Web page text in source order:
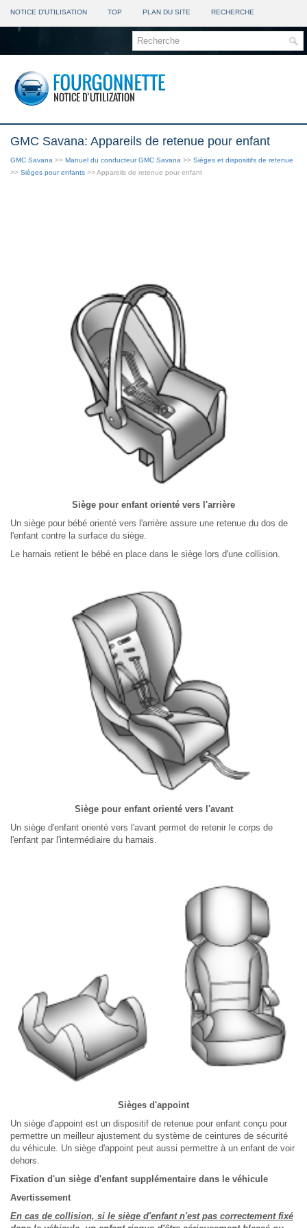
NOTICE D'UTILISATION TOP PLAN DU SITE RECHERCHE
GMC Savana: Appareils de retenue pour enfant
GMC Savana >> Manuel du conducteur GMC Savana >> Sièges et dispositifs de retenue
>> Sièges pour enfants >> Appareils de retenue pour enfant
Siège pour enfant orienté vers l'arrière
Un siège pour bébé orienté vers l'arrière assure une retenue du dos de
l'enfant contre la surface du siège.
Le harnais retient le bébé en place dans le siège lors d'une collision.
Siège pour enfant orienté vers l'avant
Un siège d'enfant orienté vers l'avant permet de retenir le corps de
l'enfant par l'intermédiaire du harnais.
Sièges d'appoint
Un siège d'appoint est un dispositif de retenue pour enfant conçu pour
permettre un meilleur ajustement du système de ceintures de sécurité
du véhicule. Un siège d'appoint peut aussi permettre à un enfant de voir
dehors.
Fixation d'un siège d'enfant supplémentaire dans le véhicule
Avertissement
En cas de collision, si le siège d'enfant n'est pas correctement fixé